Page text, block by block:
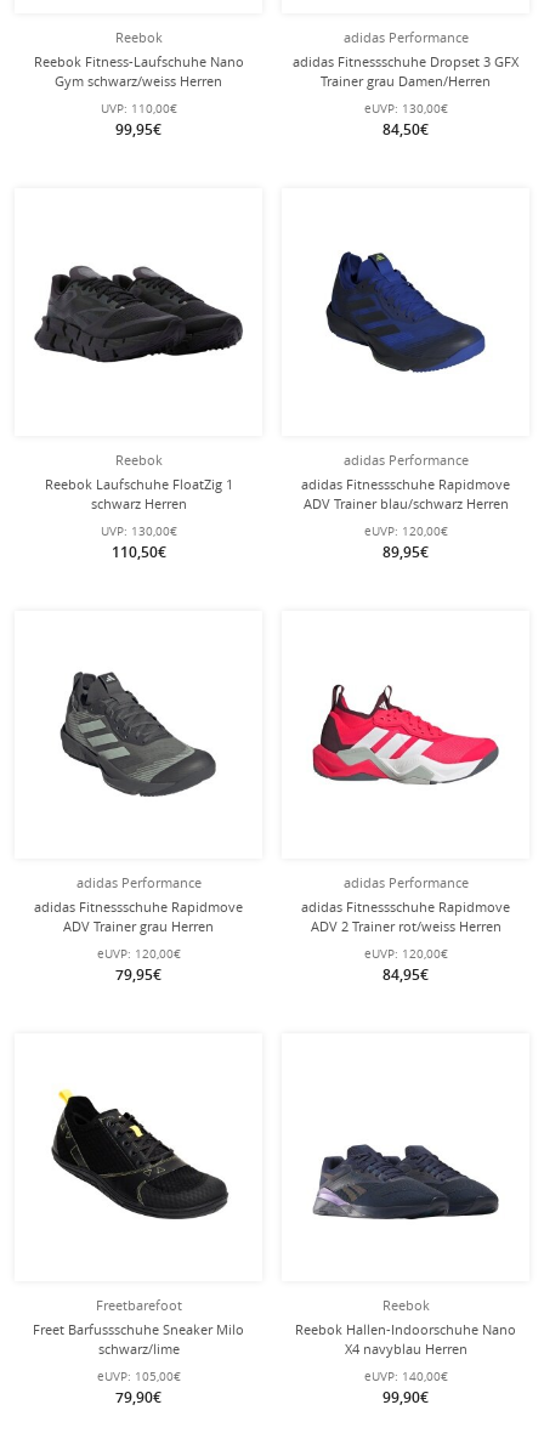
Reebok
Reebok Fitness-Laufschuhe Nano
Gym schwarz/weiss Herren
UVP: 110,00€
99,95€
adidas Performance
adidas Fitnessschuhe Dropset 3 GFX
Trainer grau Damen/Herren
eUVP: 130,00€
84,50€
Reebok
Reebok Laufschuhe FloatZig 1
schwarz Herren
UVP: 130,00€
110,50€
adidas Performance
adidas Fitnessschuhe Rapidmove
ADV Trainer blau/schwarz Herren
eUVP: 120,00€
89,95€
adidas Performance
adidas Fitnessschuhe Rapidmove
ADV Trainer grau Herren
eUVP: 120,00€
79,95€
adidas Performance
adidas Fitnessschuhe Rapidmove
ADV 2 Trainer rot/weiss Herren
eUVP: 120,00€
84,95€
Freetbarefoot
Freet Barfussschuhe Sneaker Milo
schwarz/lime
eUVP: 105,00€
79,90€
Reebok
Reebok Hallen-Indoorschuhe Nano
X4 navyblau Herren
eUVP: 140,00€
99,90€